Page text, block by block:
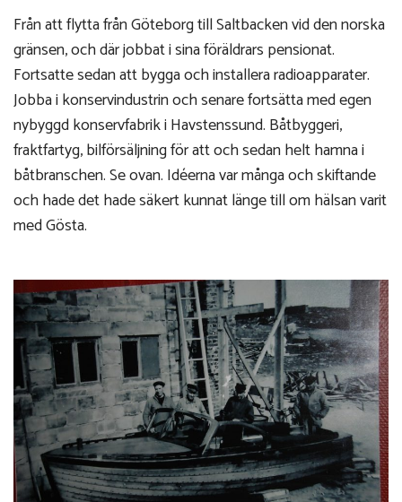
Från att flytta från Göteborg till Saltbacken vid den norska
gränsen, och där jobbat i sina föräldrars pensionat.
Fortsatte sedan att bygga och installera radioapparater.
Jobba i konservindustrin och senare fortsätta med egen
nybyggd konservfabrik i Havstenssund. Båtbyggeri,
fraktfartyg, bilförsäljning för att och sedan helt hamna i
båtbranschen. Se ovan. Idéerna var många och skiftande
och hade det hade säkert kunnat länge till om hälsan varit
med Gösta.